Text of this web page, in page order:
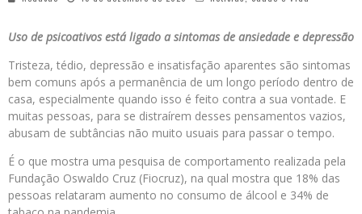
Uso de psicoativos está ligado a sintomas de ansiedade e depressão
Tristeza, tédio, depressão e insatisfação aparentes são sintomas
bem comuns após a permanência de um longo período dentro de
casa, especialmente quando isso é feito contra a sua vontade. E
muitas pessoas, para se distraírem desses pensamentos vazios,
abusam de subtâncias não muito usuais para passar o tempo.
É o que mostra uma pesquisa de comportamento realizada pela
Fundação Oswaldo Cruz (Fiocruz), na qual mostra que 18% das
pessoas relataram aumento no consumo de álcool e 34% de